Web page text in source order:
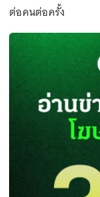
ต่อคนต่อครั้ง